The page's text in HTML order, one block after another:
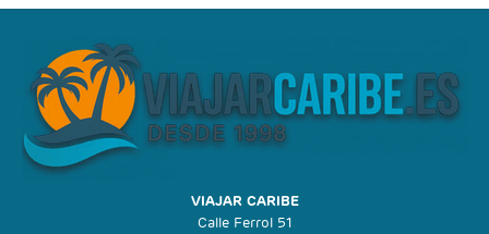
VIAJAR CARIBE
Calle Ferrol 51